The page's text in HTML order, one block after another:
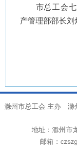
市总工会七
产管理部部长刘
滁州市总工会 主办 滁
地址：滁州市
邮箱：